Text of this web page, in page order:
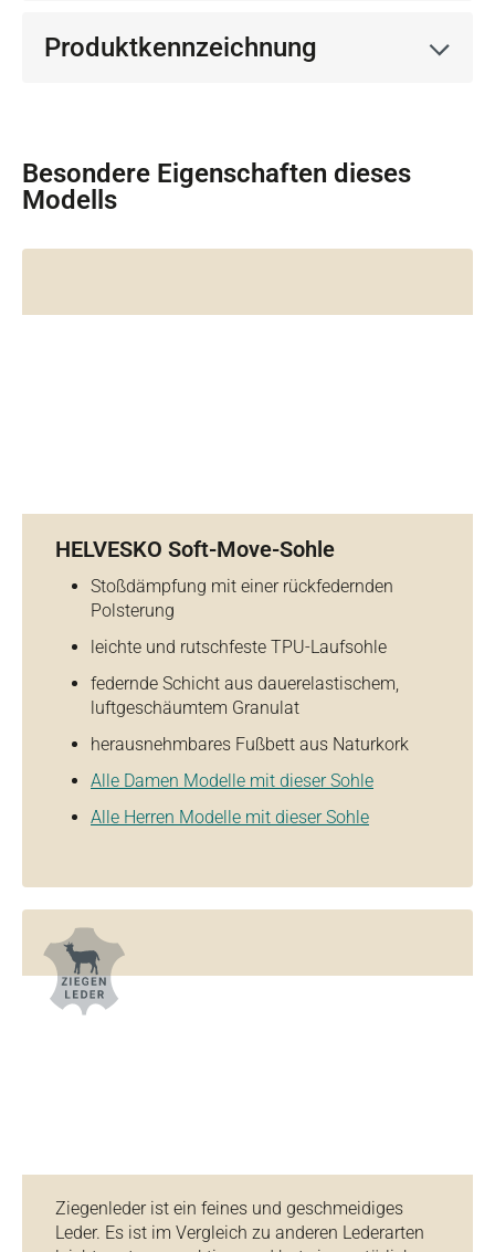
Produktkennzeichnung
Besondere Eigenschaften dieses
Modells
HELVESKO Soft-Move-Sohle
Stoßdämpfung mit einer rückfedernden
Polsterung
leichte und rutschfeste TPU-Laufsohle
federnde Schicht aus dauerelastischem,
luftgeschäumtem Granulat
herausnehmbares Fußbett aus Naturkork
Alle Damen Modelle mit dieser Sohle
Alle Herren Modelle mit dieser Sohle
Ziegenleder ist ein feines und geschmeidiges
Leder. Es ist im Vergleich zu anderen Lederarten